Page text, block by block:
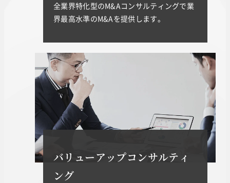
全業界特化型のM&Aコンサルティングで業
界最高水準のM&Aを提供します。
バリューアップコンサルティ
ング